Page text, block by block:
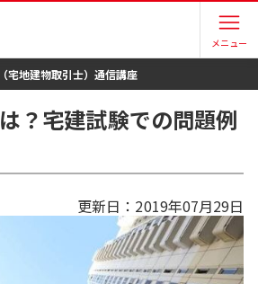
メニュー
宅地建物取引士）通信講座
？宅建試験での問題例
更新日： 2019年07月29日